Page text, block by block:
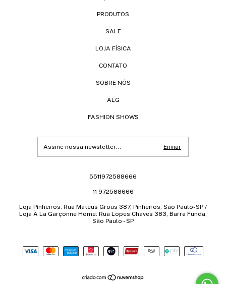
PRODUTOS
SALE
LOJA FÍSICA
CONTATO
SOBRE NÓS
ALG
FASHION SHOWS
5511972588666
11 972588666
Loja Pínheiros: Rua Mateus Grous 387, Pinheiros, São Paulo-SP /
Loja À La Garçonne Home: Rua Lopes Chaves 383, Barra Funda,
São Paulo - SP